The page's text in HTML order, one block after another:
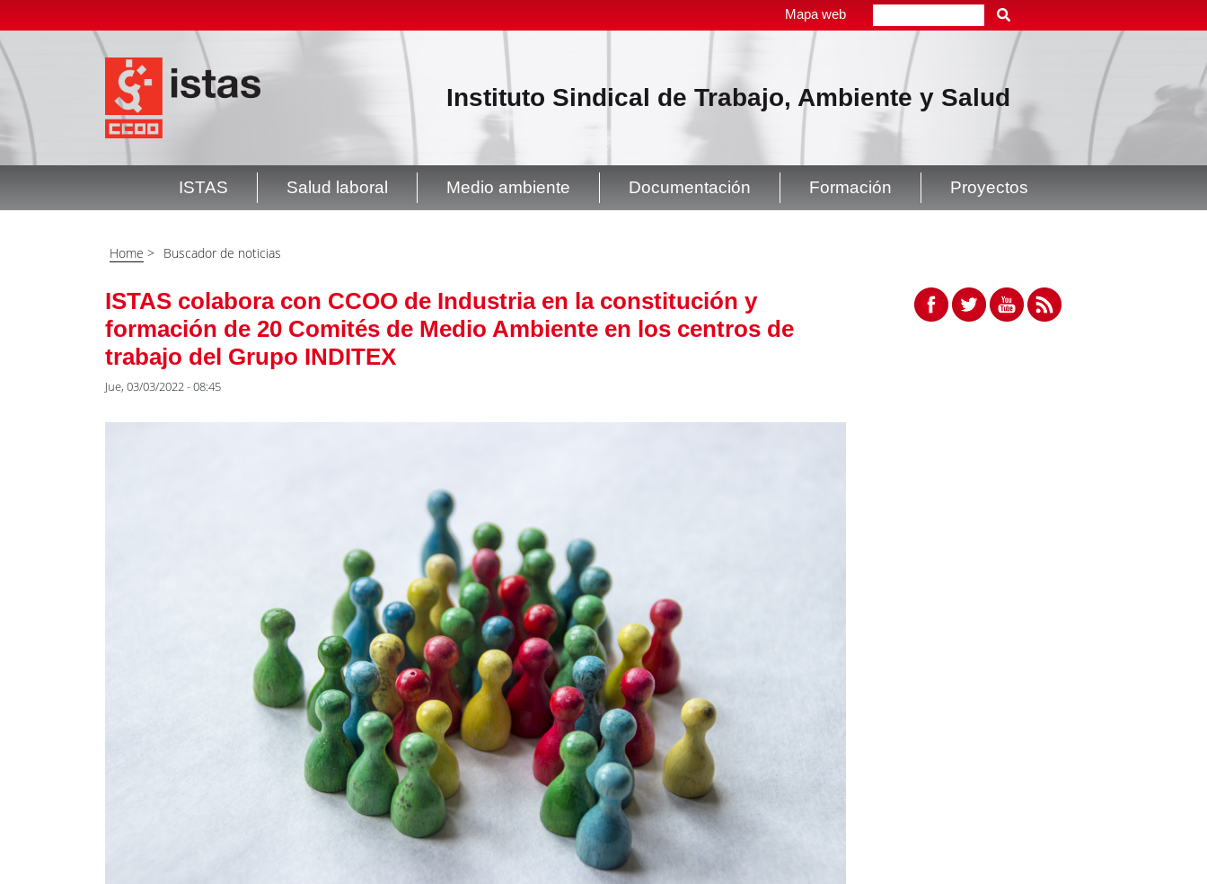
al
contenido
principal
menú
Mapa web
Instituto Sindical de Trabajo, Ambiente y Salud
Navegación
ISTAS Salud laboral Medio ambiente Documentación Formación Proyectos
Home > Buscador de noticias
ISTAS colabora con CCOO de Industria en la constitución y
formación de 20 Comités de Medio Ambiente en los centros de
trabajo del Grupo INDITEX
Jue, 03/03/2022 - 08:45